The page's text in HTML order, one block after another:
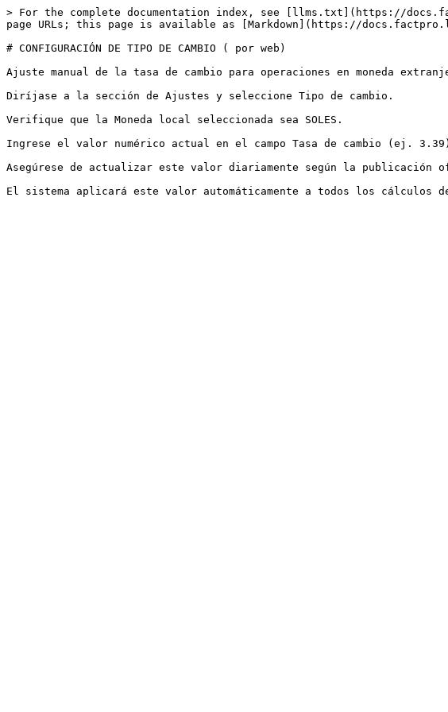
> For the complete documentation index, see [llms.txt](https://
page URLs; this page is available as [Markdown](https://
# CONFIGURACIÓN DE TIPO DE CAMBIO ( por web)
Ajuste manual de la tasa de cambio para operaciones en moneda
Diríjase a la sección de Ajustes y seleccione Tipo de cambio.
Verifique que la Moneda local seleccionada sea SOLES.
Ingrese el valor numérico actual en el campo Tasa de cambio (ej.
Asegúrese de actualizar este valor diariamente según la publicación